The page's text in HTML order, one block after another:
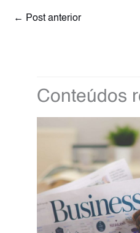
← Post anterior
Conteúdos